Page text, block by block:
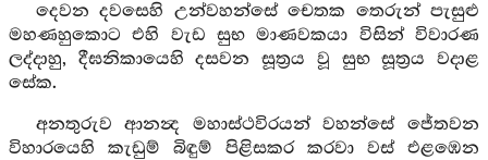
දෙවන දවසෙහි උන්වහන්සේ චෙතක තෙරුන් පැසුළු
මහණහුකොට එහි වැඩ සුභ මාණවකයා විසින් විවාරණ
ලද්දාහු, දීඝනිකායෙහි දසවන සූත්‍රය වූ සුභ සූත්‍රය වදාළ
සේක.
අනතුරුව ආනන්‍ද මහාස්ථවිරයන් වහන්සේ ජේතවන
විහාරයෙහි කැඩුම් බිඳුම් පිළිසකර කරවා වස් එළඹෙන